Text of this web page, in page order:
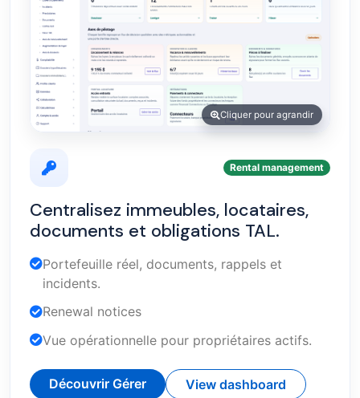
Cliquer pour agrandir
Rental management
Centralisez immeubles, locataires,
documents et obligations TAL.
Portefeuille réel, documents, rappels et
incidents.
Renewal notices
Vue opérationnelle pour propriétaires actifs.
Découvrir Gérer View dashboard